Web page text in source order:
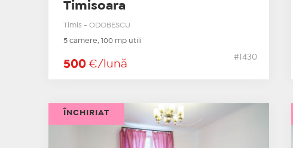
Timisoara
Timis - ODOBESCU
5 camere, 100 mp utili
500 €/lună
#1430
ÎNCHIRIAT